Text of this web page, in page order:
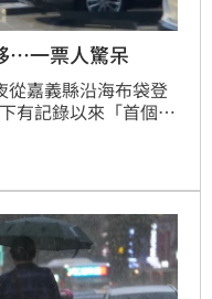
…一票人驚呆
從嘉義縣沿海布袋登
有記錄以來「首個以
庚醫院傳出有救護
」。